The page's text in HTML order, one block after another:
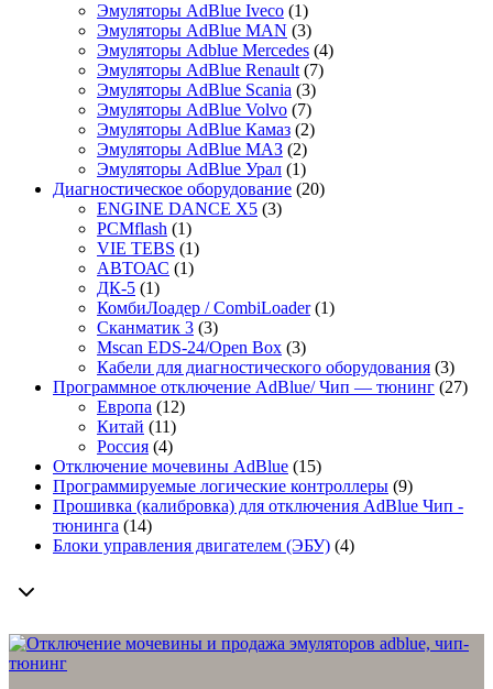
Эмуляторы AdBlue Iveco 11
товар
Эмуляторы AdBlue MAN 33
товара
Эмуляторы Adblue Mercedes 44
Эмуляторы AdBlue Renault 77
Эмуляторы AdBlue Scania 33
товара
Эмуляторы AdBlue Volvo 77
товаров
Эмуляторы AdBlue Камаз 22
Эмуляторы AdBlue МАЗ 22
товара
Эмуляторы AdBlue Урал 11
товар
Диагностическое оборудование 2020
ENGINE DANCE X5 33
PCMflash 11
товар
VIE TEBS 11
товар
АВТОАС 11
ДК-5 11
товар
КомбиЛоадер / CombiLoader 11
Сканматик 3 33
товара
Mscan EDS-24/Open Box 33
товара
Кабели для диагностического оборудования 33
Программное отключение AdBlue/ Чип — тюнинг 2727
Европа 1212
Китай 1111
товаров
Россия 44
товара
Отключение мочевины AdBlue 1515
товаров
Программируемые логические контроллеры 99
товаров
Прошивка (калибровка) для отключения AdBlue Чип -
тюнинга
1414
товаров
Блоки управления двигателем (ЭБУ) 44